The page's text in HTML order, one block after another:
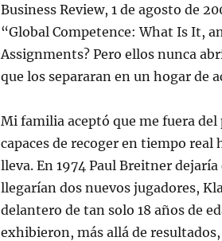
Business Review, 1 de agosto de
“Global Competence: What Is It,
Assignments? Pero ellos nunca
que los separaran en un hogar de
Mi familia aceptó que me fuera del
capaces de recoger en tiempo real
lleva. En 1974 Paul Breitner
llegarían dos nuevos jugadores,
delantero de tan solo 18 años de
exhibieron, más allá de